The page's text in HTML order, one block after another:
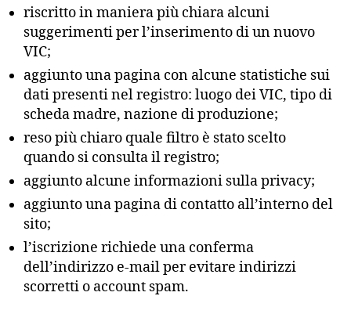
riscritto in maniera più chiara alcuni
suggerimenti per l’inserimento di un nuovo
VIC;
aggiunto una pagina con alcune statistiche sui
dati presenti nel registro: luogo dei VIC, tipo di
scheda madre, nazione di produzione;
reso più chiaro quale filtro è stato scelto
quando si consulta il registro;
aggiunto alcune informazioni sulla privacy;
aggiunto una pagina di contatto all’interno del
sito;
l’iscrizione richiede una conferma
dell’indirizzo e-mail per evitare indirizzi
scorretti o account spam.